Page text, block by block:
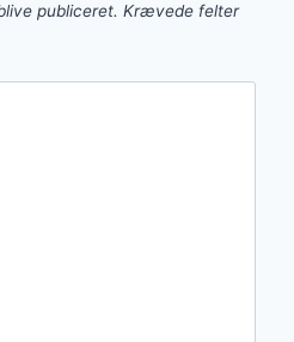
publiceret. Krævede felter